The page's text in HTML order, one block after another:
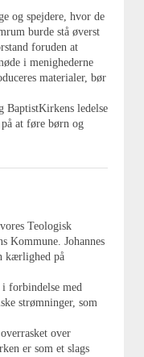
og spejdere, hvor de
burde stå øverst
foruden at
i menighederne
materialer, bør
BaptistKirkens ledelse
at føre børn og
Teologisk
Kommune. Johannes
kærlighed på
i forbindelse med
strømninger, som
over
er som et slags